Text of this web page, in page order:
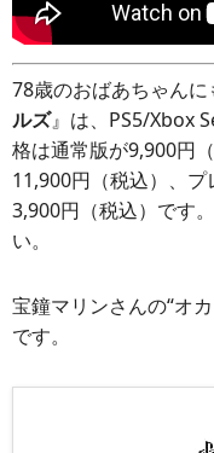
78歳のおばあちゃんに
ルズ』は、PS5/Xbox
格は通常版が9,900円
11,900円（税込）、
3,900円（税込）です
い。
宝鐘マリンさんの“オ
です。